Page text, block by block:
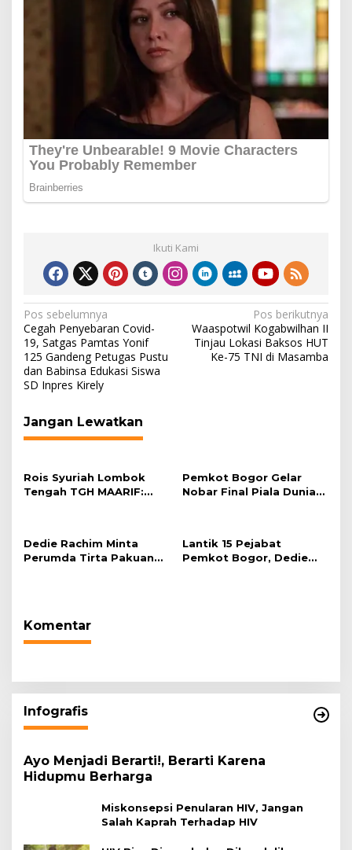
Ikuti Kami
Navigasi
pos
Pos sebelumnya
Cegah Penyebaran Covid-
19, Satgas Pamtas Yonif
125 Gandeng Petugas Pustu
dan Babinsa Edukasi Siswa
SD Inpres Kirely
Pos berikutnya
Waaspotwil Kogabwilhan II
Tinjau Lokasi Baksos HUT
Ke-75 TNI di Masamba
Jangan Lewatkan
Rois Syuriah Lombok
Tengah TGH MAARIF:
Pemkot Bogor Gelar
Nobar Final Piala Dunia
Dedie Rachim Minta
Perumda Tirta Pakuan
Lantik 15 Pejabat
Pemkot Bogor, Dedie
Komentar
Infografis
Ayo Menjadi Berarti!, Berarti Karena
Hidupmu Berharga
Miskonsepsi Penularan HIV, Jangan
Salah Kaprah Terhadap HIV